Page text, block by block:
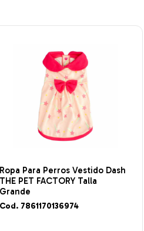
Ropa Para Perros Vestido Dash
THE PET FACTORY Talla
Grande
Cod. 7861170136974